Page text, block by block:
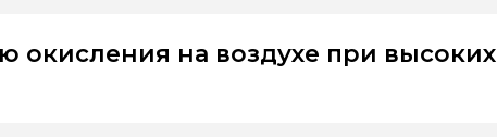
на воздухе при высоких